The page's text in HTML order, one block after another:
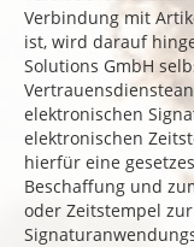
Verbindung mit
ist, wird darauf
Solutions GmbH
elektronischen
elektronischen
hierfür eine
Beschaffung und
oder Zeitstempel